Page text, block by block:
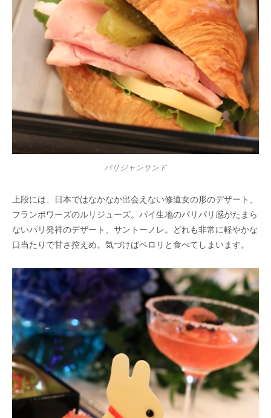
パリジャンサンド
上段には、日本ではなかなか出会えない修道女の形のデザート、
フランボワーズのルリジューズ。パイ生地のパリパリ感がたまら
ないパリ発祥のデザート、サントーノレ。どれも非常に軽やかな
口当たりで甘さ控えめ。気づけばペロリと食べてしまいます。